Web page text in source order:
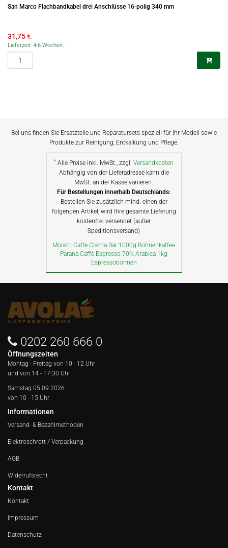
San Marco Flachbandkabel drei Anschlüsse 16-polig 340 mm
31,75€
Lieferzeit: 4-6 Wochen..
Bei uns finden Sie Ersatzteile und Reparatursets speziell für Ihr Modell sowie
Produkte zur Reinigung, Entkalkung und Pflege.
* Alle Preise inkl. MwSt., zzgl.Versandkosten
Abhängig von der Lieferadresse kann die
MwSt. an der Kasse variieren.
Für Bestellungen innerhalb Deutschlands:
Bestellen Sie zusätzlich mind. einen der
folgenden Artikel, wird Ihre gesamte Lieferung
kostenfrei versendet (außer
Speditionsversand)
Moretti Caffe Crema Bar 1000g Bohnenkaffee
Paranà Caffè Espresso 70% Arabica 1kg
Espressobohnen
0202 260 666 0
Öffnungszeiten
Montag - Freitag von 10 - 12 Uhr
und von 14 - 17:30 Uhr
Samstag 05.09.2026
von 10 - 15 Uhr
Informationen
Versand- & Bezahlmethoden
Elektroschrott / Verpackung
AGB
Widerrufsrecht
Kontakt
Kontakt
Impressum
Datenschutz